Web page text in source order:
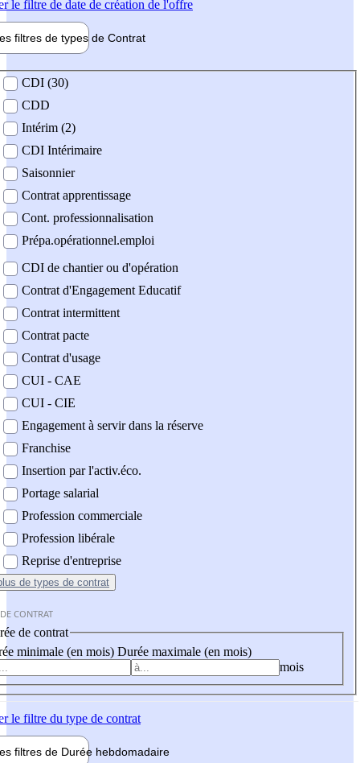
le filtre de date de création de l'offre
filtres de types de Contrat
contrat
CDI (30)
CDD
Intérim (2)
CDI Intérimaire
Saisonnier
Contrat apprentissage
Cont. professionnalisation
Prépa.opérationnel.emploi
CDI de chantier ou d'opération
Contrat d'Engagement Educatif
Contrat intermittent
Contrat pacte
Contrat d'usage
CUI - CAE
CUI - CIE
Engagement à servir dans la réserve
Franchise
Insertion par l'activ.éco.
Portage salarial
Profession commerciale
Profession libérale
Reprise d'entreprise
de types de contrat
CONTRAT
de contrat
minimale (en mois) Durée maximale (en mois)
mois
le filtre du type de contrat
filtres de Durée hebdomadaire